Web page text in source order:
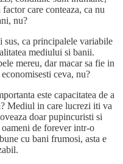
care conteaza, ca nu
nu?
sus, ca principalele variabile
mediului si banii.
mereu, dar macar sa fie in
ceva, nu?
este capacitatea de a
Mediul in care lucrezi iti va
doar pupincuristi si
de forever intr-o
cu bani frumosi, asta e